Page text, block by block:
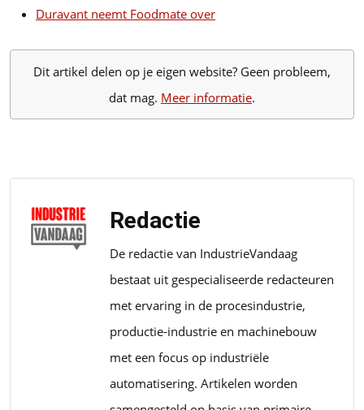
Duravant neemt Foodmate over
Dit artikel delen op je eigen website? Geen probleem,
dat mag. Meer informatie.
Redactie
De redactie van IndustrieVandaag
bestaat uit gespecialiseerde redacteuren
met ervaring in de procesindustrie,
productie-industrie en machinebouw
met een focus op industriële
automatisering. Artikelen worden